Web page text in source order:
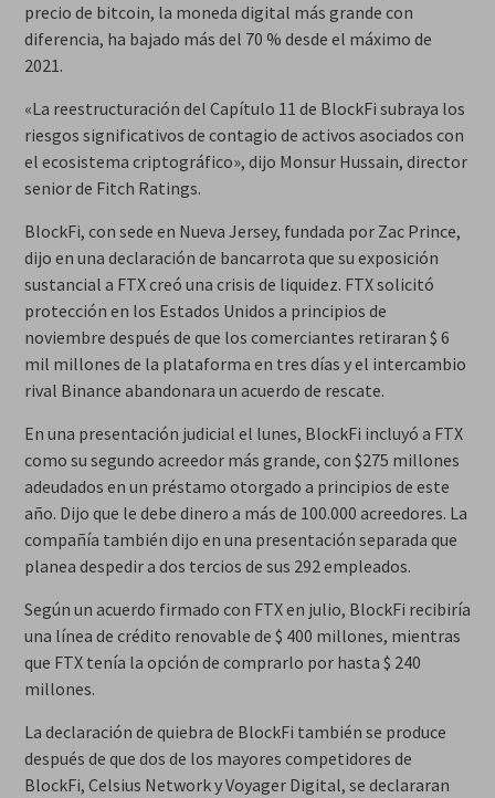
precio de bitcoin, la moneda digital más grande con
diferencia, ha bajado más del 70 % desde el máximo de
2021.
«La reestructuración del Capítulo 11 de BlockFi subraya los
riesgos significativos de contagio de activos asociados con
el ecosistema criptográfico», dijo Monsur Hussain, director
senior de Fitch Ratings.
BlockFi, con sede en Nueva Jersey, fundada por Zac Prince,
dijo en una declaración de bancarrota que su exposición
sustancial a FTX creó una crisis de liquidez. FTX solicitó
protección en los Estados Unidos a principios de
noviembre después de que los comerciantes retiraran $ 6
mil millones de la plataforma en tres días y el intercambio
rival Binance abandonara un acuerdo de rescate.
En una presentación judicial el lunes, BlockFi incluyó a FTX
como su segundo acreedor más grande, con $275 millones
adeudados en un préstamo otorgado a principios de este
año. Dijo que le debe dinero a más de 100.000 acreedores. La
compañía también dijo en una presentación separada que
planea despedir a dos tercios de sus 292 empleados.
Según un acuerdo firmado con FTX en julio, BlockFi recibiría
una línea de crédito renovable de $ 400 millones, mientras
que FTX tenía la opción de comprarlo por hasta $ 240
millones.
La declaración de quiebra de BlockFi también se produce
después de que dos de los mayores competidores de
BlockFi, Celsius Network y Voyager Digital, se declararan